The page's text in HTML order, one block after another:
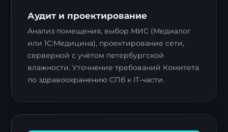
Аудит и проектирование
Анализ помещения, выбор МИС (Медиалог
или 1С:Медицина), проектирование сети,
серверной с учётом петербургской
влажности. Уточнение требований Комитета
по здравоохранению СПб к IT-части.